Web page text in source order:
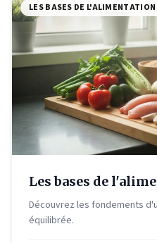
LES BASES DE
Les bases de
Découvrez les fondements
équilibrée.